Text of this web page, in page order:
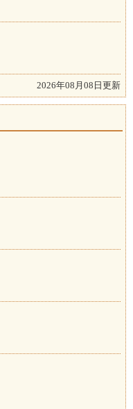
2026年08月08日更新